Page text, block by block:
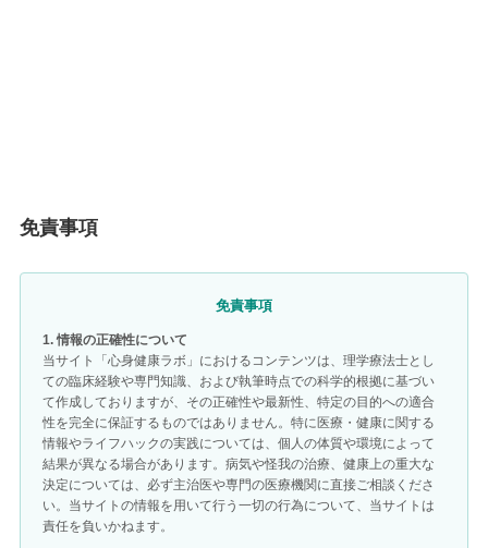
免責事項
免責事項
1. 情報の正確性について
当サイト「心身健康ラボ」におけるコンテンツは、理学療法士とし
ての臨床経験や専門知識、および執筆時点での科学的根拠に基づい
て作成しておりますが、その正確性や最新性、特定の目的への適合
性を完全に保証するものではありません。特に医療・健康に関する
情報やライフハックの実践については、個人の体質や環境によって
結果が異なる場合があります。病気や怪我の治療、健康上の重大な
決定については、必ず主治医や専門の医療機関に直接ご相談くださ
い。当サイトの情報を用いて行う一切の行為について、当サイトは
責任を負いかねます。